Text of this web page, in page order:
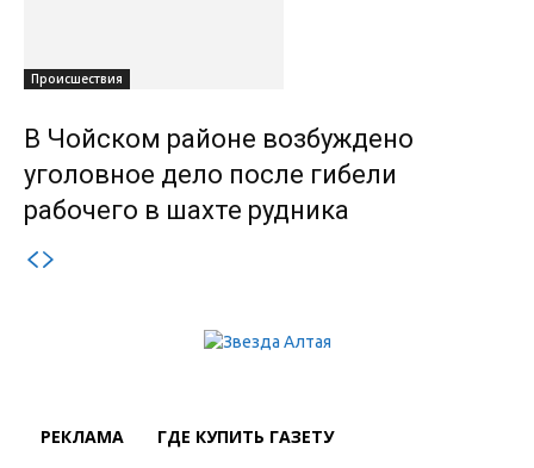
Происшествия
В Чойском районе возбуждено
уголовное дело после гибели
рабочего в шахте рудника
РЕКЛАМА ГДЕ КУПИТЬ ГАЗЕТУ